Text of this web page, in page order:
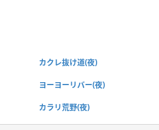
カクレ抜け道(夜)
ヨーヨーリバー(夜)
カラリ荒野(夜)